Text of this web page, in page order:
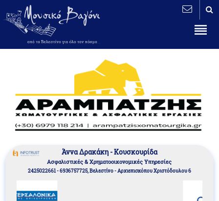
Άννα Δρακάκη - Κουσκουρίδα
Aσφαλιστικές & Χρηματοοικονομικές Υπηρεσίες
2425022661 - 6936757725, Βελεστίνο - Αρχιεπισκόπου Χριστόδουλου 6